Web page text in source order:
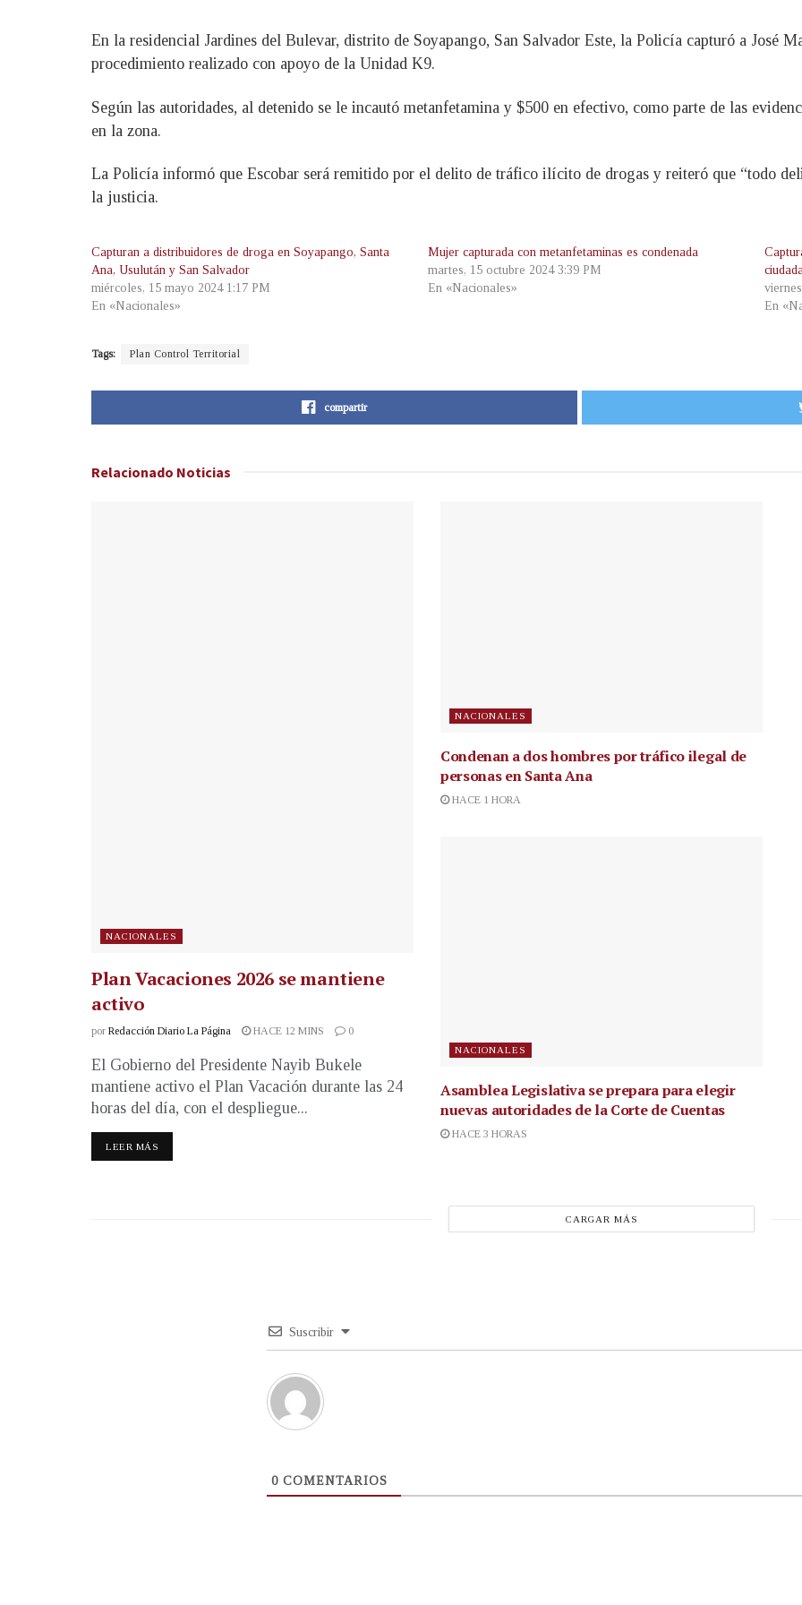
En la residencial Jardines del Bulevar, distrito de Soyapango, San Salvador Este, la Policía capturó a José
procedimiento realizado con apoyo de la Unidad K9.
Según las autoridades, al detenido se le incautó metanfetamina y $500 en efectivo, como parte de las
en la zona.
La Policía informó que Escobar será remitido por el delito de tráfico ilícito de drogas y reiteró que “todo
la justicia.
Capturan a distribuidores de droga en Soyapango, Santa
Ana, Usulután y San Salvador
miércoles, 15 mayo 2024 1:17 PM
En «Nacionales»
Mujer capturada con metanfetaminas es condenada
martes, 15 octubre 2024 3:39 PM
En «Nacionales»
En
Tags: Plan Control Territorial
compartir
Relacionado Noticias
NACIONALES
Plan Vacaciones 2026 se mantiene
activo
por Redacción Diario La Página HACE 12 MINS 0
El Gobierno del Presidente Nayib Bukele
mantiene activo el Plan Vacación durante las 24
horas del día, con el despliegue...
LEER MÁS
NACIONALES
Condenan a dos hombres por tráfico ilegal de
personas en Santa Ana
HACE 1 HORA
NACIONALES
Asamblea Legislativa se prepara para elegir
nuevas autoridades de la Corte de Cuentas
HACE 3 HORAS
CARGAR MÁS
Suscribir
0 COMENTARIOS